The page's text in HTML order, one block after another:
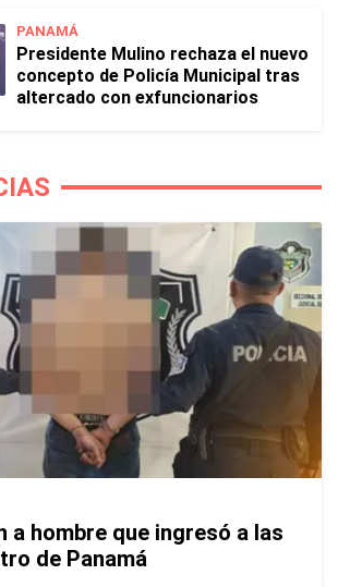
PANAMÁ
Presidente Mulino rechaza el nuevo
concepto de Policía Municipal tras
altercado con exfuncionarios
a hombre que ingresó a las
de Panamá